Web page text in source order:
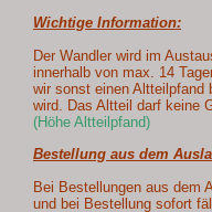
Wichtige Information:
Der Wandler wird im
innerhalb von max. 14
wir sonst einen Altteilpfand
wird. Das Altteil darf keine
(Höhe Altteilpfand)
Bestellung aus dem
Bei Bestellungen aus dem
und bei Bestellung sofort